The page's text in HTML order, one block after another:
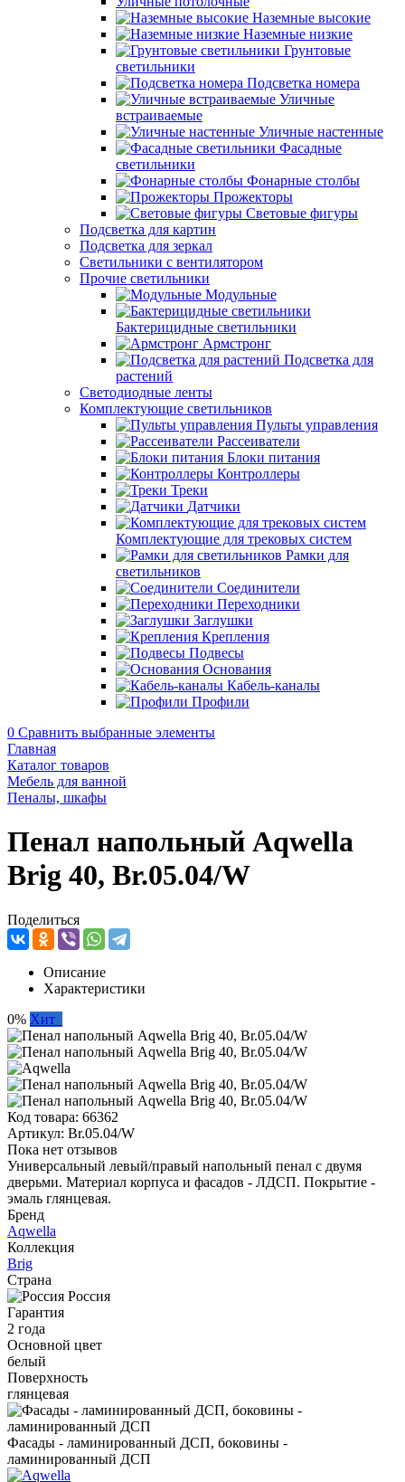
Наземные высокие
Наземные низкие
Грунтовые
светильники
Подсветка номера
Уличные
встраиваемые
Уличные настенные
Фасадные
светильники
Фонарные столбы
Прожекторы
Световые фигуры
Подсветка для картин
Подсветка для зеркал
Светильники с вентилятором
Прочие светильники
Модульные
Бактерицидные светильники
Армстронг
Подсветка для
растений
Светодиодные ленты
Комплектующие светильников
Пульты управления
Рассеиватели
Блоки питания
Контроллеры
Треки
Датчики
Комплектующие для трековых систем
Рамки для
светильников
Соединители
Переходники
Заглушки
Крепления
Подвесы
Основания
Кабель-каналы
Профили
0 Сравнить выбранные элементы
Главная
Каталог товаров
Мебель для ванной
Пеналы, шкафы
Пенал напольный Aqwella
Brig 40, Br.05.04/W
Поделиться
Описание
Характеристики
0% Хит
Код товара: 66362
Артикул: Br.05.04/W
Пока нет отзывов
Универсальный левый/правый напольный пенал с двумя
дверьми. Материал корпуса и фасадов - ЛДСП. Покрытие -
эмаль глянцевая.
Бренд
Aqwella
Коллекция
Brig
Страна
Россия
Гарантия
2 года
Основной цвет
белый
Поверхность
глянцевая
Фасады - ламинированный ДСП, боковины -
ламинированный ДСП